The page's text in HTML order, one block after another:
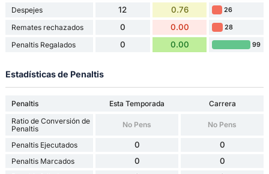
Despejes 12 0.76 26
Remates rechazados 0 0.00 28
Penaltis Regalados 0 0.00 99
Estadísticas de Penaltis
Penaltis Esta Temporada
Carrera
Ratio de Conversión de
Penaltis
No Pens No Pens
Penaltis Ejecutados 0 0
Penaltis Marcados 0 0